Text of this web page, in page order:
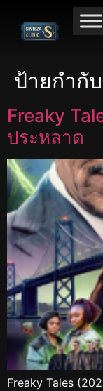
ป้ายกำกั
Freaky
ประหลาด
Freaky Tales